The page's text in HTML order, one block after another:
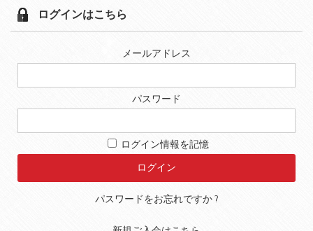
ログインはこちら
メールアドレス
パスワード
ログイン情報を記憶
パスワードをお忘れですか ?